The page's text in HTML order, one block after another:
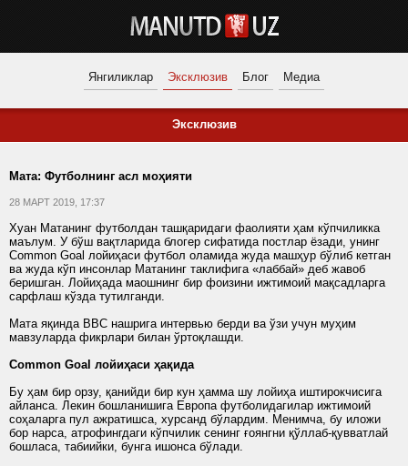
Янгиликлар Эксклюзив Блог Медиа
Эксклюзив
Мата: Футболнинг асл моҳияти
28 МАРТ 2019, 17:37
Хуан Матанинг футболдан ташқаридаги фаолияти ҳам кўпчиликка
маълум. У бўш вақтларида блогер сифатида постлар ёзади, унинг
Common Goal лойиҳаси футбол оламида жуда машҳур бўлиб кетган
ва жуда кўп инсонлар Матанинг таклифига «лаббай» деб жавоб
беришган. Лойиҳада маошнинг бир фоизини ижтимоий мақсадларга
сарфлаш кўзда тутилганди.
Мата яқинда ВВС нашрига интервью берди ва ўзи учун муҳим
мавзуларда фикрлари билан ўртоқлашди.
Common Goal лойиҳаси ҳақида
Бу ҳам бир орзу, қанийди бир кун ҳамма шу лойиҳа иштирокчисига
айланса. Лекин бошланишига Европа футболидагилар ижтимоий
соҳаларга пул ажратишса, хурсанд бўлардим. Менимча, бу иложи
бор нарса, атрофингдаги кўпчилик сенинг ғоянгни қўллаб-қувватлай
бошласа, табиийки, бунга ишонса бўлади.